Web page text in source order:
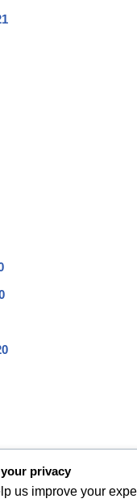
privacy
us improve your